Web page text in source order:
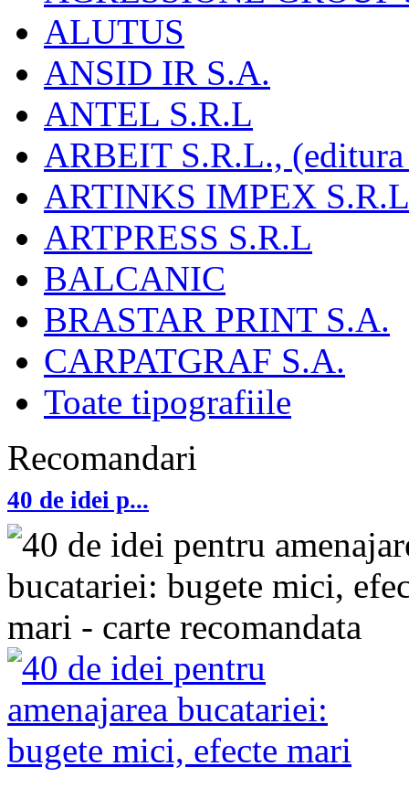
ALUTUS
ANSID IR S.A.
ANTEL S.R.L
ARBEIT S.R.L.,
ARTINKS IMPEX
ARTPRESS S.R.L
BALCANIC
BRASTAR PRINT S.A.
CARPATGRAF S.A.
Toate tipografiile
Recomandari
40 de idei p...